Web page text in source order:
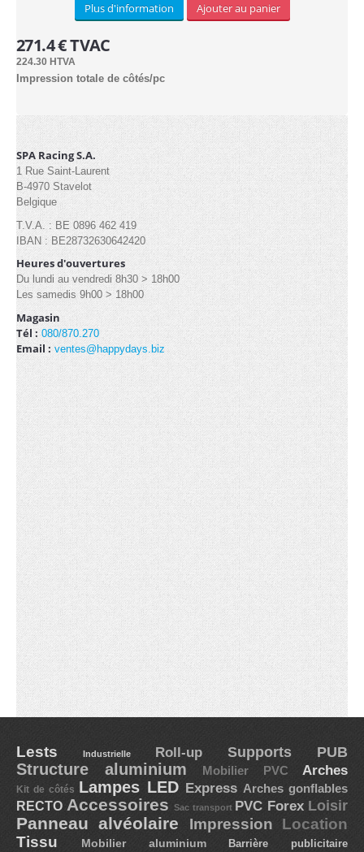
Plus d'information Ajouter au panier
271.4 € TVAC
224.30 HTVA
Impression totale de côtés/pc
SPA Racing S.A.
1 Rue Saint-Laurent
B-4970 Stavelot
Belgique
T.V.A. : BE 0896 462 419
IBAN : BE28732630642420
Heures d'ouvertures
Du lundi au vendredi 8h30 > 18h00
Les samedis 9h00 > 18h00
Magasin
Tél : 080/870.270
Email : ventes@happydays.biz
LestsIndustrielle Roll-up Supports PUB
Structure aluminium Mobilier PVC Arches
Kit de côtés Lampes LED Express Arches gonflables
RECTO Accessoires Sac transport PVC Forex Loisir
Panneau alvéolaire Impression Location
Tissu
Mobilier aluminium Barrière publicitaire